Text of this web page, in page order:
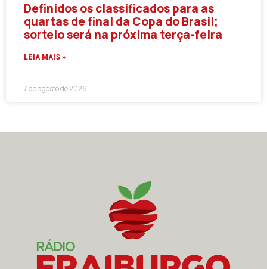
Definidos os classificados para as
quartas de final da Copa do Brasil;
sorteio será na próxima terça-feira
LEIA MAIS »
7 de agosto de 2026